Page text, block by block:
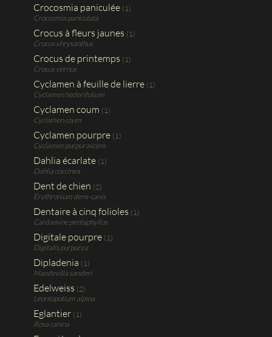
Crocosmia paniculée (1)
Crocosmia paniculata
Crocus à fleurs jaunes (1)
Crocus xhrysanthus
Crocus de printemps (1)
Crocus vernus
Cyclamen à feuille de lierre (1)
Cyclamen hederifolium
Cyclamen coum (1)
Cyclamen coum
Cyclamen pourpre (1)
Cyclamen purpurascens
Dahlia écarlate (1)
Dahlia coccinea
Dent de chien (2)
Erythronium dens-canis
Dentaire à cinq folioles (1)
Cardamine pentaphyllos
Digitale pourpre (1)
Digitalis purpurea
Dipladenia (1)
Mandevilla sanderi
Edelweiss (2)
Leontopotium alpina
Eglantier (1)
Rosa canina